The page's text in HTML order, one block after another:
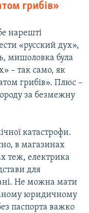
грибів»
нарешті
«русский дух»,
мишоловка була
– так само, як
грибів». Плюс –
за безмежну
катастрофи.
в магазинах
теж, електрика
для
Не можна мати
юридичному
паспорта важко